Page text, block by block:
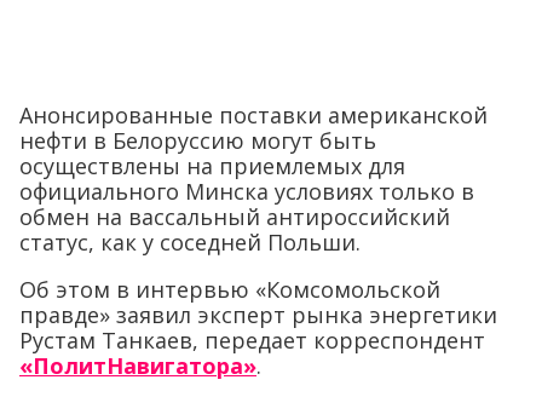
Анонсированные поставки американской
нефти в Белоруссию могут быть
осуществлены на приемлемых для
официального Минска условиях только в
обмен на вассальный антироссийский
статус, как у соседней Польши.
Об этом в интервью «Комсомольской
правде» заявил эксперт рынка энергетики
Рустам Танкаев, передает корреспондент
«ПолитНавигатора».